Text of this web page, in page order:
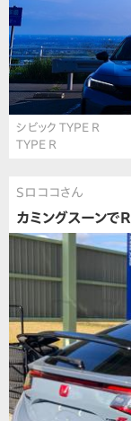
シビック TYPE R
TYPE R
Sロココさん
カミングスーンでR